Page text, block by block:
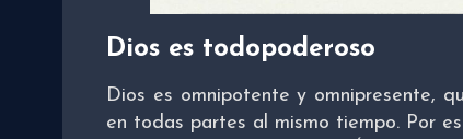
Dios es todopoderoso
Dios es omnipotente y omnipresente,
en todas partes al mismo tiempo. Por